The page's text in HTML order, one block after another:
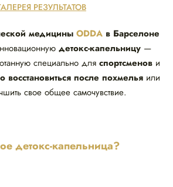
медицины ODDA в Барселоне
детокс-капельницу —
специально для спортсменов и
восстановиться после похмелья или
свое общее самочувствие.
РЕЗУЛЬТАТОВ
детокс-капельница?